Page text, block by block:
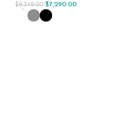
$9,349.00 $7,290.00
Seleccionar Opciones